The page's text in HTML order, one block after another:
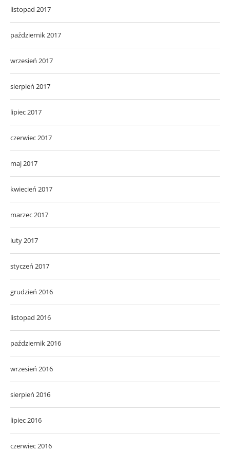
listopad 2017
październik 2017
wrzesień 2017
sierpień 2017
lipiec 2017
czerwiec 2017
maj 2017
kwiecień 2017
marzec 2017
luty 2017
styczeń 2017
grudzień 2016
listopad 2016
październik 2016
wrzesień 2016
sierpień 2016
lipiec 2016
czerwiec 2016